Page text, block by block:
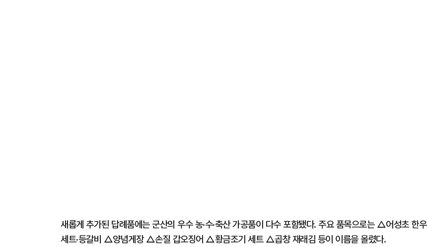
새롭게 추가된 답례품에는 군산의 우수 농·수·축산 가공품이 다수 포함됐다. 주요 품목으로는 △어성초 한우
세트·등갈비 △양념게장 △손질 갑오징어 △황금조기 세트 △곱창 재래김 등이 이름을 올렸다.